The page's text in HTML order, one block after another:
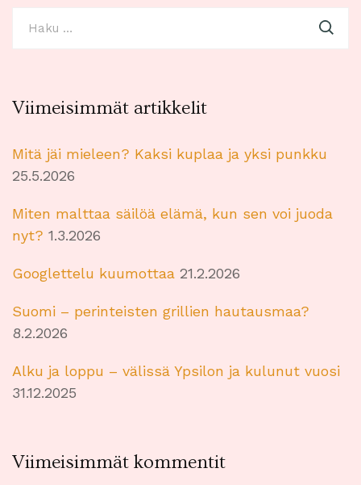
Viimeisimmät artikkelit
Mitä jäi mieleen? Kaksi kuplaa ja yksi punkku
25.5.2026
Miten malttaa säilöä elämä, kun sen voi juoda
nyt? 1.3.2026
Googlettelu kuumottaa 21.2.2026
Suomi – perinteisten grillien hautausmaa?
8.2.2026
Alku ja loppu – välissä Ypsilon ja kulunut vuosi
31.12.2025
Viimeisimmät kommentit